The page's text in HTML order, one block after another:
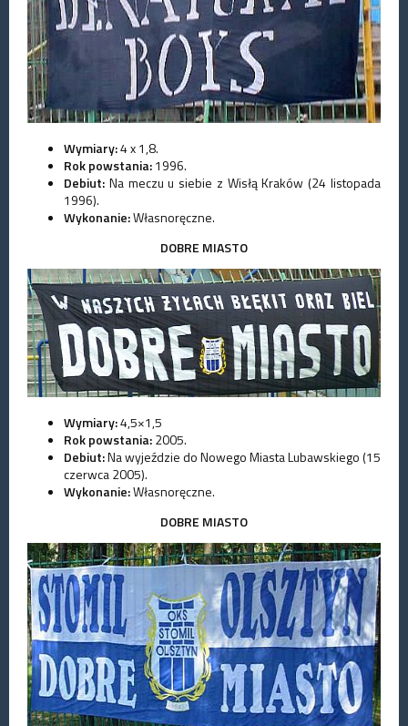
Wymiary:4 x 1,8.
Rok powstania:1996.
Debiut: Na meczu u siebie z Wisłą Kraków (24 listopada
1996).
Wykonanie:Własnoręczne.
DOBRE MIASTO
Wymiary:4,5×1,5
Rok powstania:2005.
Debiut:Na wyjeździe do Nowego Miasta Lubawskiego (15
czerwca 2005).
Wykonanie:Własnoręczne.
DOBRE MIASTO